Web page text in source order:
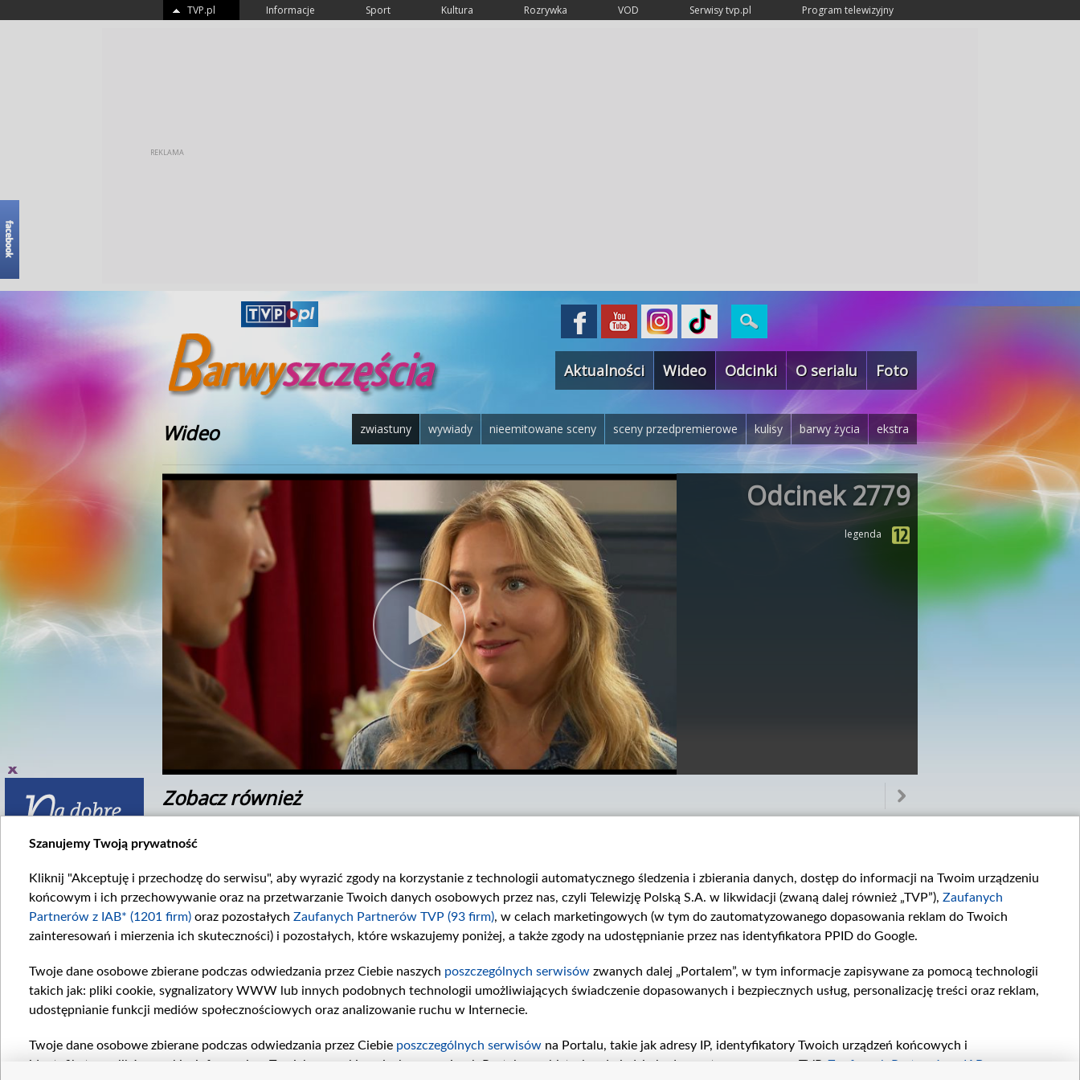
TVP.pl Informacje Sport Kultura Rozrywka VOD Serwisy tvp.pl Program telewizyjny
Aktualności Wideo Odcinki O serialu Foto
Wideo ekstra
barwy życia
kulisy
sceny przedpremierowe
nieemitowane sceny
wywiady
zwiastuny
Odcinek 2779
legenda
Zobacz również
3382
Odcinek 3391
Odcinek 3390
Odcinek 3389
Odcinek 3388
Komentarze
Szanujemy Twoją prywatność
Kliknij "Akceptuję i przechodzę do serwisu", aby wyrazić zgody na korzystanie z technologii automatycznego śledzenia i zbierania danych, dostęp do informacji na Twoim urządzeniu
końcowym i ich przechowywanie oraz na przetwarzanie Twoich danych osobowych przez nas, czyli Telewizję Polską S.A. w likwidacji (zwaną dalej również „TVP”), Zaufanych
Partnerów z IAB* (1201 firm) oraz pozostałych Zaufanych Partnerów TVP (93 firm), w celach marketingowych (w tym do zautomatyzowanego dopasowania reklam do Twoich
zainteresowań i mierzenia ich skuteczności) i pozostałych, które wskazujemy poniżej, a także zgody na udostępnianie przez nas identyfikatora PPID do Google.
Twoje dane osobowe zbierane podczas odwiedzania przez Ciebie naszych poszczególnych serwisów zwanych dalej „Portalem”, w tym informacje zapisywane za pomocą technologii
takich jak: pliki cookie, sygnalizatory WWW lub innych podobnych technologii umożliwiających świadczenie dopasowanych i bezpiecznych usług, personalizację treści oraz reklam,
udostępnianie funkcji mediów społecznościowych oraz analizowanie ruchu w Internecie.
Twoje dane osobowe zbierane podczas odwiedzania przez Ciebie poszczególnych serwisów na Portalu, takie jak adresy IP, identyfikatory Twoich urządzeń końcowych i
identyfikatory plików cookie, informacje o Twoich wyszukiwaniach w serwisach Portalu czy historia odwiedzin będą przetwarzane przez TVP, Zaufanych Partnerów z IAB